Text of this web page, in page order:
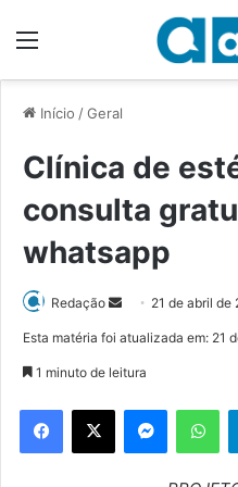
Início /Geral
Clínica de
consulta
whatsapp
Redação
d
e
m
21 de abril de
Esta matéria foi atualizada em: 21
1 minuto de leitura